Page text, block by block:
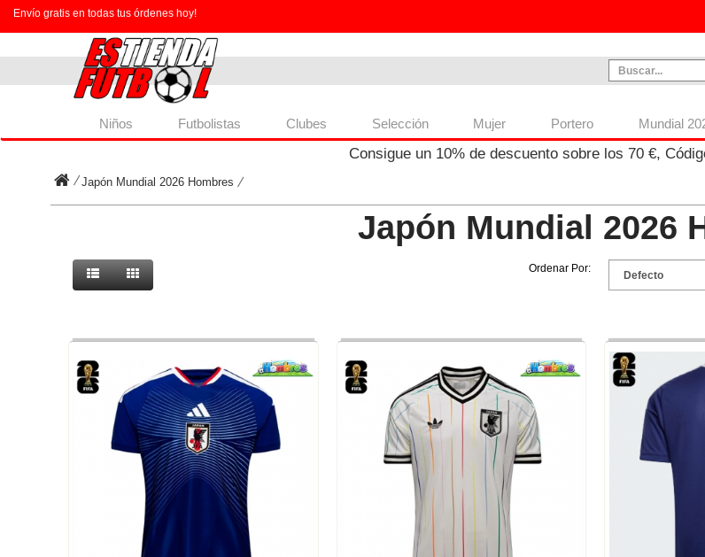
Envío gratis en todas tus órdenes hoy!
Niños Futbolistas Clubes Selección Mujer Portero Mundial
Consigue un 10%de descuento sobre los 70€,
Japón Mundial 2026 Hombres
Japón Mundial 2026
Ordenar Por: